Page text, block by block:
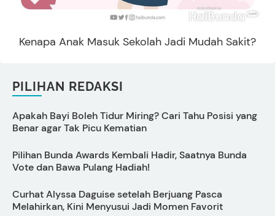
Kenapa Anak Masuk Sekolah Jadi Mudah Sakit?
PILIHAN REDAKSI
Apakah Bayi Boleh Tidur Miring? Cari Tahu Posisi yang
Benar agar Tak Picu Kematian
Pilihan Bunda Awards Kembali Hadir, Saatnya Bunda
Vote dan Bawa Pulang Hadiah!
Curhat Alyssa Daguise setelah Berjuang Pasca
Melahirkan, Kini Menyusui Jadi Momen Favorit